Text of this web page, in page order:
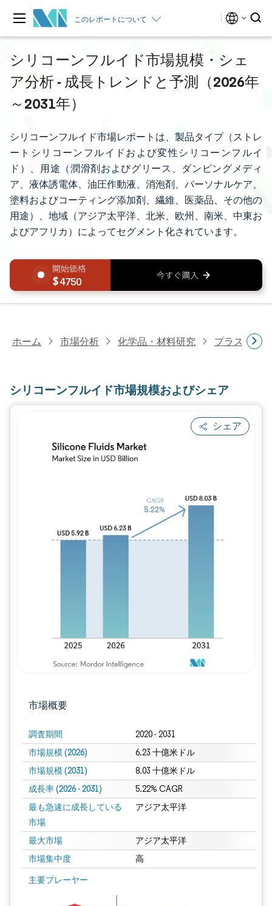
このレポートについて
シリコーンフルイド市場規模・シェ
ア分析 - 成長トレンドと予測（2026年
～2031年）
シリコーンフルイド市場レポートは、製品タイプ（ストレ
ートシリコーンフルイドおよび変性シリコーンフルイ
ド）、用途（潤滑剤およびグリース、ダンピングメディ
ア、液体誘電体、油圧作動液、消泡剤、パーソナルケア、
塗料およびコーティング添加剤、繊維、医薬品、その他の
用途）、地域（アジア太平洋、北米、欧州、南米、中東お
よびアフリカ）によってセグメント化されています。
4750
ホーム 市場分析 化学品・材料研究 プラスチッ
シリコーンフルイド市場規模およびシェア
シェア
市場概要
調査期間 2020 - 2031
市場規模 (2026) 6.23 十億米ドル
市場規模 (2031) 8.03 十億米ドル
成長率 (2026 - 2031) 5.22% CAGR
最も急速に成長している
市場
アジア太平洋
最大市場 アジア太平洋
市場集中度 高
主要プレーヤー
画像 © Mordor Intelligence。再利用にはCC BY 4.0の表示が必要です。